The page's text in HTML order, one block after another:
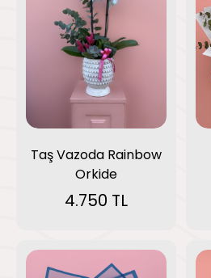
Taş Vazoda Rainbow
Orkide
4.750 TL